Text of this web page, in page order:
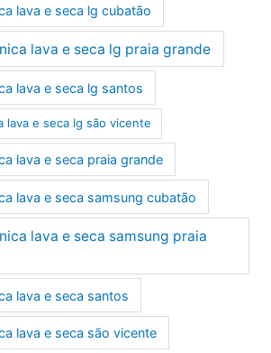
lava e seca lg cubatão
lava e seca lg praia grande
lava e seca lg santos
lava e seca lg são vicente
lava e seca praia grande
lava e seca samsung cubatão
lava e seca samsung praia
lava e seca santos
lava e seca são vicente